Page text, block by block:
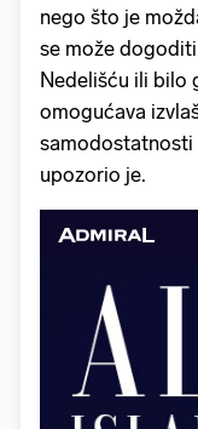
nego što je
se može
Nedelišću ili bilo
omogućava
samodostatnosti
upozorio je.